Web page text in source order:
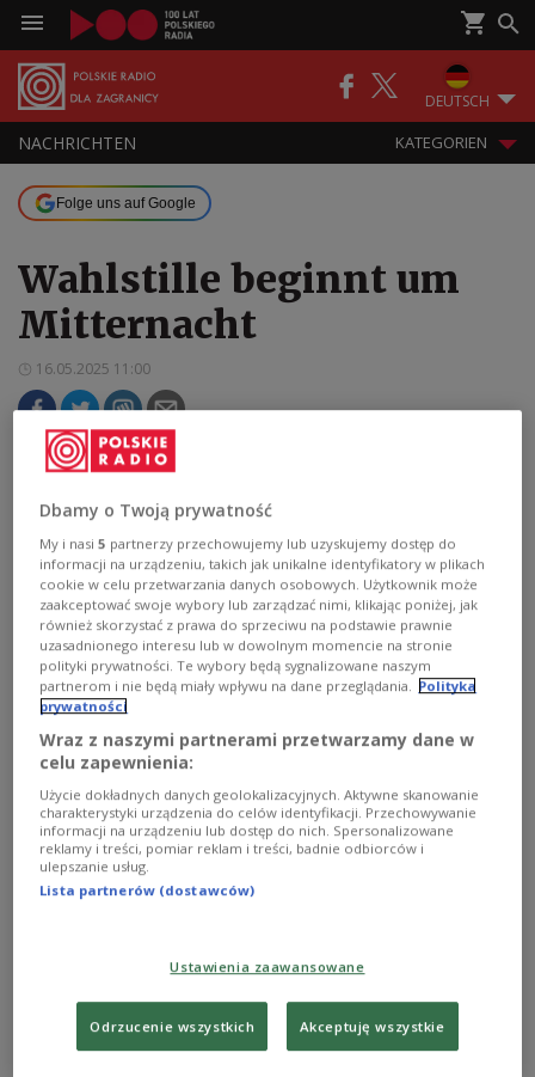
DEUTSCH
NACHRICHTEN KATEGORIEN
Folge uns auf Google
Wahlstille beginnt um
Mitternacht
16.05.2025 11:00
In dieser Zeit darf keine Wahlwerbung geführt
Versammlungen, untersagt ist das Verteilen
von Flugblättern und das Anbringen von
Wahlplakaten.
Um Mitternacht beginnt im ganzen Lande die
obligatorische Wahlstille. Sie gilt bis Sonntagabend
21 Uhr, bis zur Schließung der Wahllokale. In dieser
Dbamy o Twoją prywatność
My i nasi5 partnerzy przechowujemy lub uzyskujemy dostęp do
informacji na urządzeniu, takich jak unikalne identyfikatory w plikach
cookie w celu przetwarzania danych osobowych. Użytkownik może
zaakceptować swoje wybory lub zarządzać nimi, klikając poniżej, jak
również skorzystać z prawa do sprzeciwu na podstawie prawnie
uzasadnionego interesu lub w dowolnym momencie na stronie
polityki prywatności. Te wybory będą sygnalizowane naszym
partnerom i nie będą miały wpływu na dane przeglądania. Polityka
prywatności
Wraz z naszymi partnerami przetwarzamy dane w
celu zapewnienia:
Użycie dokładnych danych geolokalizacyjnych. Aktywne skanowanie
charakterystyki urządzenia do celów identyfikacji. Przechowywanie
informacji na urządzeniu lub dostęp do nich. Spersonalizowane
reklamy i treści, pomiar reklam i treści, badnie odbiorców i
ulepszanie usług.
Lista partnerów (dostawców)
Ustawienia zaawansowane
Odrzucenie wszystkich Akceptuję wszystkie